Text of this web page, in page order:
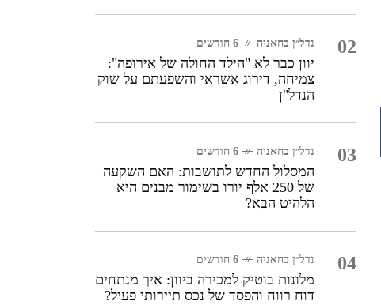
02 נדל״ן בחאניה 6 חודשים
יוון כבר לא "הילד החולה של אירופה":
צמיחה, דירוג אשראי והשפעתם על שוק
הנדל"ן
03 נדל״ן בחאניה 6 חודשים
המסלול החדש לתושבות: האם השקעה
של 250 אלף יורו בשימור מבנים היא
הלהיט הבא?
04 נדל״ן בחאניה 6 חודשים
מלונות בוטיק למכירה ביוון: איך מנתחים
דוח רווח והפסד של נכס תיירותי פעיל?